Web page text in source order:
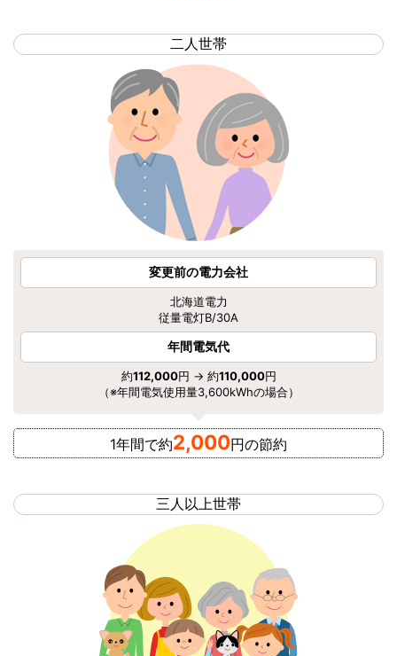
二人世帯
変更前の電力会社
北海道電力
従量電灯B/30A
年間電気代
約112,000円 → 約110,000円
（※年間電気使用量3,600kWhの場合）
1年間で約2,000円の節約
三人以上世帯